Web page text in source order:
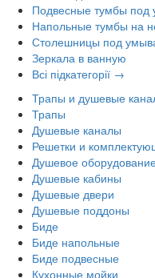
Подвесные тумбы под
Напольные тумбы на
Столешницы под
Зеркала в ванную
Всі підкатегорії →
Трапы и душевые
Трапы
Душевые каналы
Решетки и
Душевое
Душевые кабины
Душевые двери
Душевые поддоны
Биде
Биде напольные
Биде подвесные
Кухонные мойки